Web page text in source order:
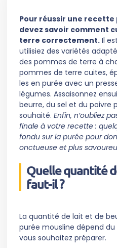
Pour réussir une recette
devez savoir comment
terre correctement. Il
utilisiez des variétés
des pommes de terre à
pommes de terre cuites,
les en purée avec un
légumes. Assaisonnez
beurre, du sel et du poivre
souhaité. Enfin, n’oubliez
finale à votre recette :
fondu sur la purée pour
onctueuse et plus
Quelle quantité
faut-il ?
La quantité de lait et de
purée mousline dépend
vous souhaitez préparer.